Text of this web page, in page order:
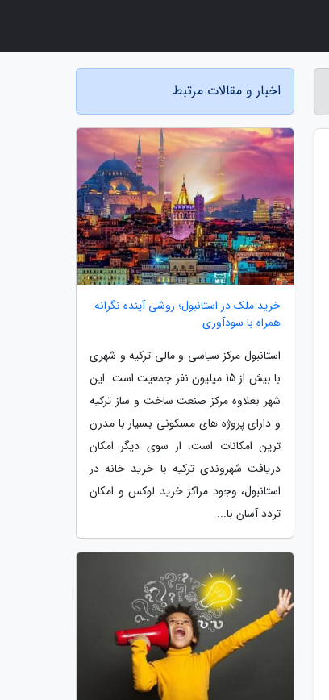
اخبار و مقالات مرتبط
خرید ملک در استانبول؛ روشی آینده نگرانه
همراه با سودآوری
استانبول مرکز سیاسی و مالی ترکیه و شهری
با بیش از 15 میلیون نفر جمعیت است. این
شهر بعلاوه مرکز صنعت ساخت و ساز ترکیه
و دارای پروژه های مسکونی بسیار با مدرن
ترین امکانات است. از سوی دیگر امکان
دریافت شهروندی ترکیه با خرید خانه در
استانبول، وجود مراکز خرید لوکس و امکان
تردد آسان با...